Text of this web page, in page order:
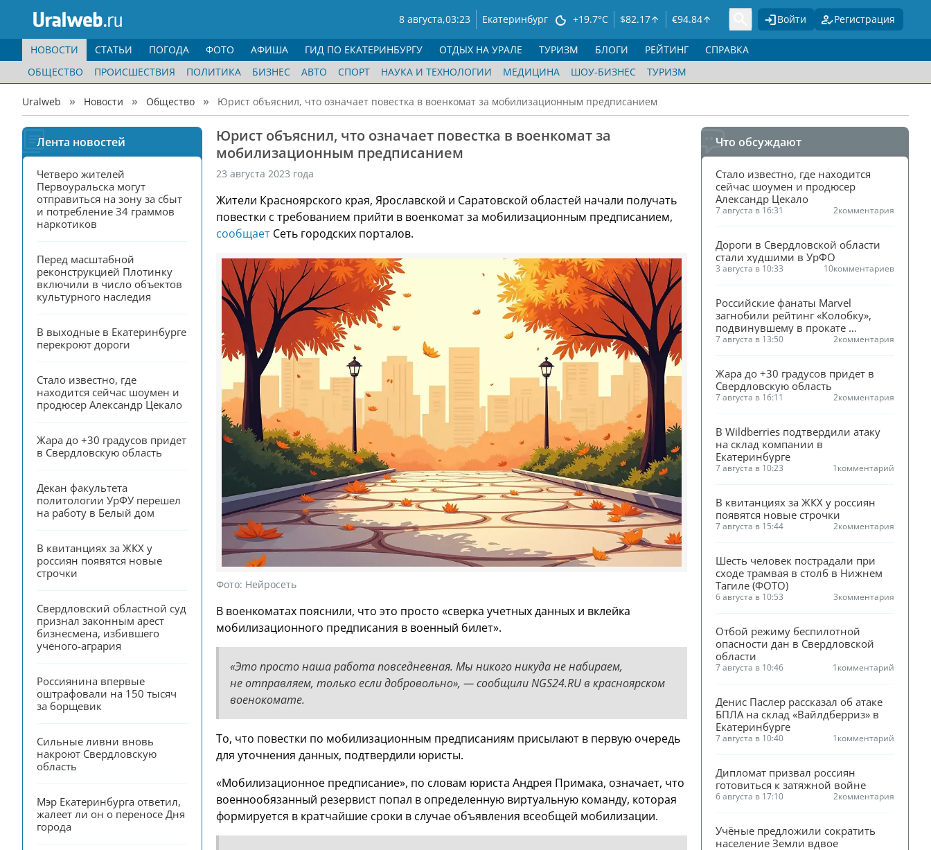
8 августа,03:23 Екатеринбург +19.7°C $82.17 €94.84 Войти Регистрация
НОВОСТИ
ОБЩЕСТВО
ПРОИСШЕСТВИЯ ПОЛИТИКА БИЗНЕС АВТО СПОРТ НАУКА И ТЕХНОЛОГИИ МЕДИЦИНА ШОУ-БИЗНЕС ТУРИЗМ
СТАТЬИ ПОГОДА ФОТО АФИША ГИД ПО ЕКАТЕРИНБУРГУ ОТДЫХ НА УРАЛЕ ТУРИЗМ БЛОГИ РЕЙТИНГ СПРАВКА
Uralweb Новости Общество Юрист объяснил, что означает повестка в военкомат за мобилизационным предписанием
Лента новостей
Четверо жителей
Первоуральска могут
отправиться на зону за сбыт
и потребление 34 граммов
наркотиков
Перед масштабной
реконструкцией Плотинку
включили в число объектов
культурного наследия
В выходные в Екатеринбурге
перекроют дороги
Стало известно, где
находится сейчас шоумен и
продюсер Александр Цекало
Жара до +30 градусов придет
в Свердловскую область
Декан факультета
политологии УрФУ перешел
на работу в Белый дом
В квитанциях за ЖКХ у
россиян появятся новые
строчки
Свердловский областной суд
признал законным арест
бизнесмена, избившего
ученого-агрария
Россиянина впервые
оштрафовали на 150 тысяч
за борщевик
Сильные ливни вновь
накроют Свердловскую
область
Мэр Екатеринбурга ответил,
жалеет ли он о переносе Дня
города
Юрист объяснил, что означает повестка в военкомат за
мобилизационным предписанием
23 августа 2023 года
Жители Красноярского края, Ярославской и Саратовской областей начали получать
повестки с требованием прийти в военкомат за мобилизационным предписанием,
сообщает Сеть городских порталов.
Фото: Нейросеть
В военкоматах пояснили, что это просто «сверка учетных данных и вклейка
мобилизационного предписания в военный билет».
«Это просто наша работа повседневная. Мы никого никуда не набираем,
не отправляем, только если добровольно», — сообщили NGS24.RU в красноярском
военокомате.
То, что повестки по мобилизационным предписаниям присылают в первую очередь
для уточнения данных, подтвердили юристы.
«Мобилизационное предписание», по словам юриста Андрея Примака, означает, что
военнообязанный резервист попал в определенную виртуальную команду, которая
формируется в кратчайшие сроки в случае объявления всеобщей мобилизации.
Что обсуждают
Стало известно, где находится
сейчас шоумен и продюсер
Александр Цекало
7 августа в 16:31 2комментария
Дороги в Свердловской области
стали худшими в УрФО
3 августа в 10:33 10комментариев
Российские фанаты Marvel
загнобили рейтинг «Колобку»,
подвинувшему в прокате
«Человека-паука»
7 августа в 13:50 2комментария
Жара до +30 градусов придет в
Свердловскую область
7 августа в 16:11 2комментария
В Wildberries подтвердили атаку
на склад компании в
Екатеринбурге
7 августа в 10:23 1комментарий
В квитанциях за ЖКХ у россиян
появятся новые строчки
7 августа в 15:44 2комментария
Шесть человек пострадали при
сходе трамвая в столб в Нижнем
Тагиле (ФОТО)
6 августа в 10:53 3комментария
Отбой режиму беспилотной
опасности дан в Свердловской
области
7 августа в 10:46 1комментарий
Денис Паслер рассказал об атаке
БПЛА на склад «Вайлдберриз» в
Екатеринбурге
7 августа в 10:40 1комментарий
Дипломат призвал россиян
готовиться к затяжной войне
6 августа в 17:10 2комментария
Учёные предложили сократить
население Земли вдвое